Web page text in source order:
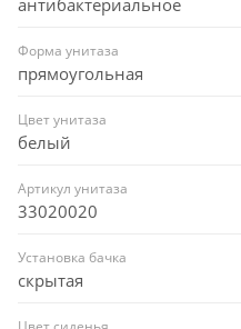
Форма унитаза
прямоугольная
Цвет унитаза
белый
Артикул унитаза
33020020
Установка бачка
скрытая